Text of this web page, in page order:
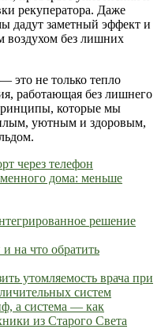
рекуператора. Даже
дадут заметный эффект и
воздухом без лишних
это не только тепло
работающая без лишнего
которые мы
уютным и здоровым,
через телефон
дома: меньше
решение
на что обратить
утомляемость врача при
систем
а система — как
из Старого Света